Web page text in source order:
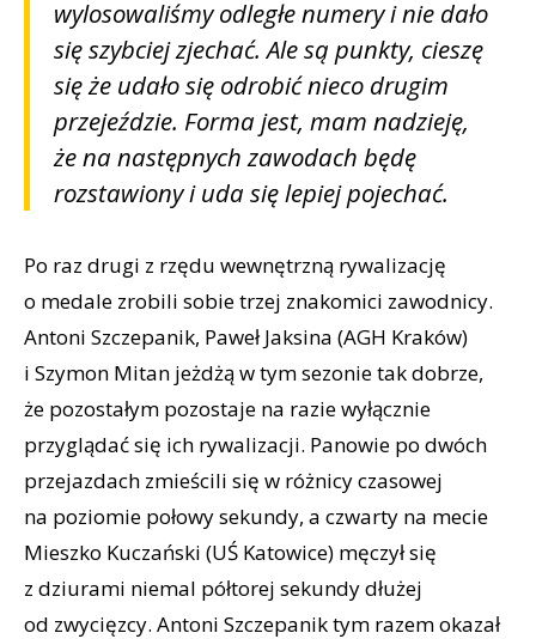
wylosowaliśmy odległe numery i nie dało
się szybciej zjechać. Ale są punkty, cieszę
się że udało się odrobić nieco drugim
przejeździe. Forma jest, mam nadzieję,
że na następnych zawodach będę
rozstawiony i uda się lepiej pojechać.
Po raz drugi z rzędu wewnętrzną rywalizację
o medale zrobili sobie trzej znakomici zawodnicy.
Antoni Szczepanik, Paweł Jaksina (AGH Kraków)
i Szymon Mitan jeżdżą w tym sezonie tak dobrze,
że pozostałym pozostaje na razie wyłącznie
przyglądać się ich rywalizacji. Panowie po dwóch
przejazdach zmieścili się w różnicy czasowej
na poziomie połowy sekundy, a czwarty na mecie
Mieszko Kuczański (UŚ Katowice) męczył się
z dziurami niemal półtorej sekundy dłużej
od zwycięzcy. Antoni Szczepanik tym razem okazał